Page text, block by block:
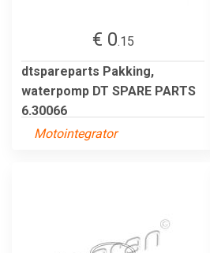
€ 0.15
dtspareparts Pakking,
waterpomp DT SPARE PARTS
6.30066
Motointegrator